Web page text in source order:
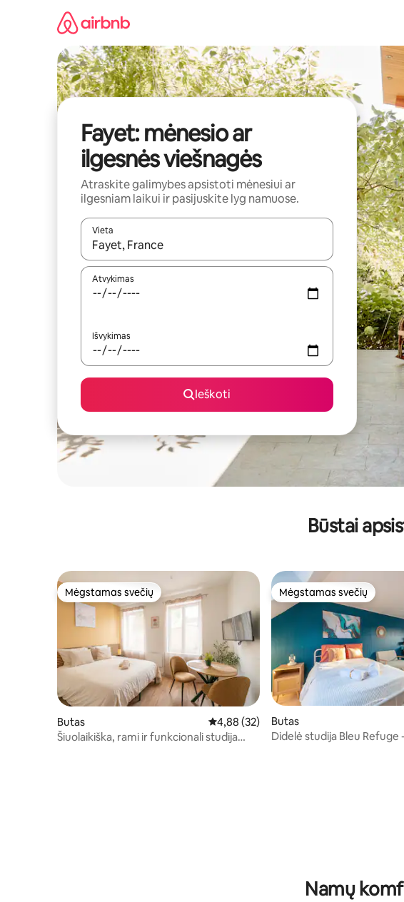
Fayet: mėnesio ar
ilgesnės viešnagės
Atraskite galimybes apsistoti mėnesiui ar
ilgesniam laikui ir pasijuskite lyg namuose.
Vieta
Kai pasirodys paieškos rezultatai, juos naršyti galite naudodami
Atvykimas
Išvykimas
Ieškoti
Būstai
Mėgstamas svečių
Mėgstamas svečių
Butas Vidutinis įvertinimas: 4,88 iš 5,
4,88 (32)
Šiuolaikiška, rami ir funkcionali studija
Mėgstamas svečių
Mėgstamas svečių
Butas
Didelė studija Bleu Refuge
Namų